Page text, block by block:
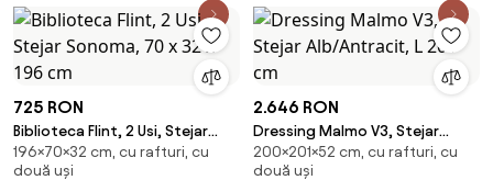
725 RON
Biblioteca Flint, 2 Usi, Stejar
Sonoma, 70 x 32 x 196 cm
196×70×32 cm, cu rafturi, cu
două uși
2.646 RON
Dressing Malmo V3, Stejar
Alb/Antracit, L 201 cm
200×201×52 cm, cu rafturi, cu
două uși